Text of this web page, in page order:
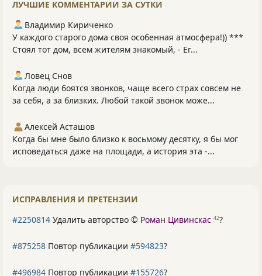
ЛУЧШИЕ КОММЕНТАРИИ ЗА СУТКИ
Владимир Кириченко
У каждого старого дома своя особенная атмосфера!)) ***
Стоял тот дом, всем жителям знакомый, - Ег...
Ловец Снов
Когда люди боятся звонков, чаще всего страх совсем не
за себя, а за близких. Любой такой звонок може...
Алексей Асташов
Когда бы мне было близко к восьмому десятку, я бы мог
исповедаться даже на площади, а история эта -...
ИСПРАВЛЕНИЯ И ПРЕТЕНЗИИ
#2250814 Удалить авторство © Роман Цивинскас 42?
#875258 Повтор публикации #594823?
#496984 Повтор публикации #155726?